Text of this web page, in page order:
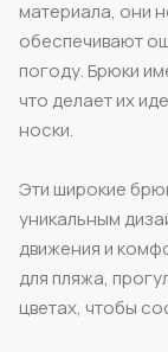
материала, они
обеспечивают
погоду. Брюки
что делает их
носки.
Эти широкие
уникальным
движения и
для пляжа,
цветах, чтобы